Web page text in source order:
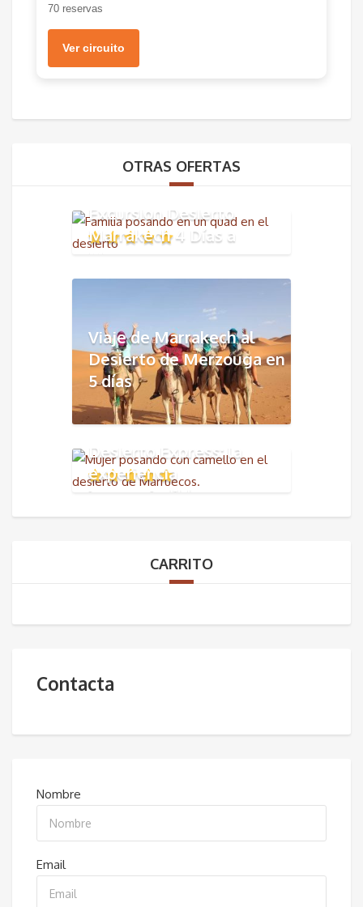
70 reservas
Ver circuito
OTRAS OFERTAS
Excursión Desierto
Marrakech 4 Días a
Viaje de Marrakech al
Desierto de Merzouga en
5 días
👉 Viaje Marrakech y
Desierto Express: la
experiencia
imprescindible en
Marruecos
CARRITO
Contacta
Nombre
Email